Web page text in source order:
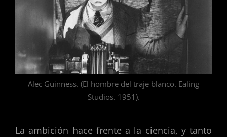
Alec Guinness. (El hombre del traje blanco. Ealing
Studios. 1951).
La ambición hace frente a la ciencia, y tanto